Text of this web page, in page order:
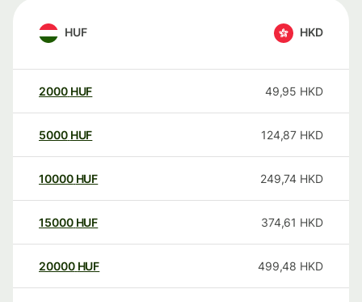
HUF HKD
2000 HUF 49,95 HKD
5000 HUF 124,87 HKD
10000 HUF 249,74 HKD
15000 HUF 374,61 HKD
20000 HUF 499,48 HKD